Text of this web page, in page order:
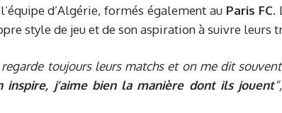
d’Algérie, formés également au Paris FC.
style de jeu et de son aspiration à suivre leurs
regarde toujours leurs matchs et on me dit
inspire, j’aime bien la manière dont ils jouent“,